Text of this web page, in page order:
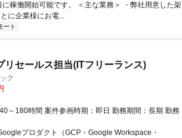
稼働開始可能です。 ＜主な業務＞ ・弊社用意した架
に企業様にお電...
ート
セールス担当(ITフリーランス)
ク
～180時間 案件参画時期：即日 勤務期間：長期 勤務
プロダクト（GCP・Google Workspace・